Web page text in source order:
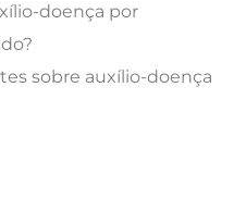
doença por
sobre auxílio-doença